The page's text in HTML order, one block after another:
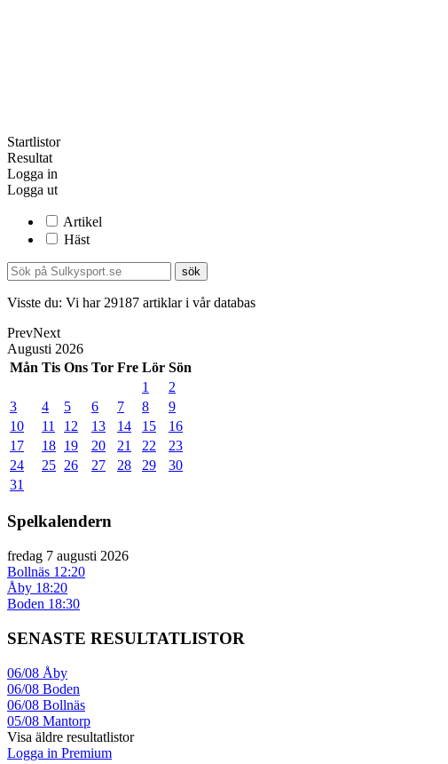
Startlistor
Resultat
Logga in
Logga ut
Artikel
Häst
Visste du: Vi har 29187 artiklar i vår databas
PrevNext
Augusti 2026
Mån Tis Ons Tor Fre Lör Sön
1
2
3
4 5 6 7 8
9
10
11 12 13 14 15
16
17
18 19 20 21 22
23
24
25 26 27 28 29
30
31
Spelkalendern
fredag 7 augusti 2026
Bollnäs 12:20
Åby 18:20
Boden 18:30
SENASTE RESULTATLISTOR
06/08 Åby
06/08 Boden
06/08 Bollnäs
05/08 Mantorp
Visa äldre resultatlistor
Logga in Premium